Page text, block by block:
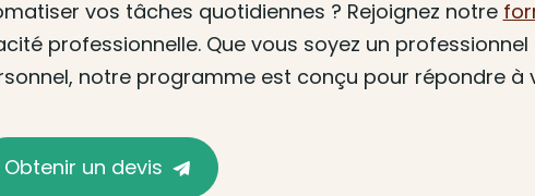
vos tâches quotidiennes ? Rejoignez notre
professionnelle. Que vous soyez un professionnel
notre programme est conçu pour répondre à
Obtenir un devis